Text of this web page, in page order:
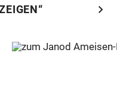
chevron_right